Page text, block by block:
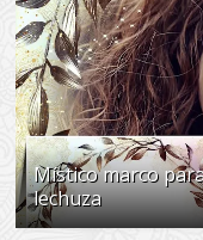
Místico marco
lechuza